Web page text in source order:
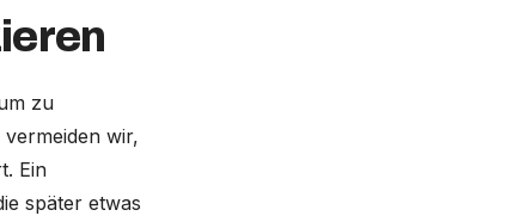
zu
wir,
Ein
später etwas